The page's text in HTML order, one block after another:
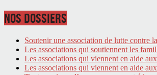
NOS DOSSIERS
Soutenir une association de lutte contre
Les associations qui soutiennent les
Les associations qui viennent en aide
Les associations qui viennent en aide